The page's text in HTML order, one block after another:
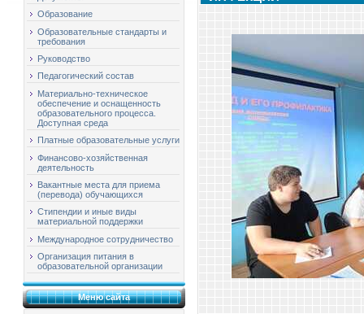
Образование
Образовательные стандарты и
требования
Руководство
Педагогический состав
Материально-техническое
обеспечение и оснащенность
образовательного процесса.
Доступная среда
Платные образовательные услуги
Финансово-хозяйственная
деятельность
Вакантные места для приема
(перевода) обучающихся
Стипендии и иные виды
материальной поддержки
Международное сотрудничество
Организация питания в
образовательной организации
Меню сайта